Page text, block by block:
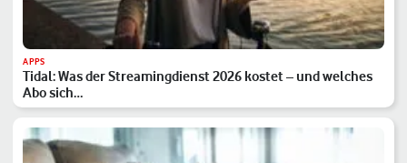
APPS
Tidal: Was der Streamingdienst 2026 kostet – und welches
Abo sich…